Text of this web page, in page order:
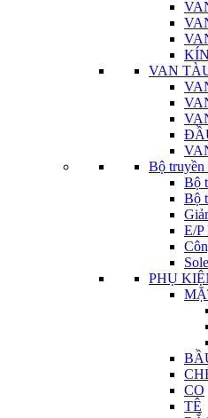
VAN
Bộ truyền
Bộ
Bộ
E/P
PHỤ
CO
TÊ